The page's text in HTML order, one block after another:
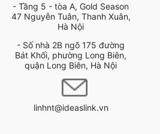
- Tầng 5 - tòa A, Gold Season
47 Nguyễn Tuân, Thanh Xuân,
Hà Nội
- Số nhà 2B ngõ 175 đường
Bát Khối, phường Long Biên,
quận Long Biên, Hà Nội
linhnt@ideaslink.vn